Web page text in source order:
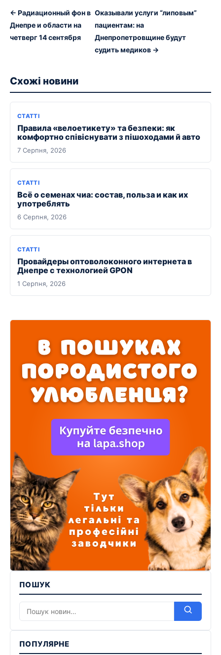
← Радиационный фон в
Днепре и области на
четверг 14 сентября
Оказывали услуги “липовым”
пациентам: на
Днепропетровщине будут
судить медиков →
Схожі новини
СТАТТІ
Правила «велоетикету» та безпеки: як
комфортно співіснувати з пішоходами й авто
7 Серпня, 2026
СТАТТІ
Всё о семенах чиа: состав, польза и как их
употреблять
6 Серпня, 2026
СТАТТІ
Провайдеры оптоволоконного интернета в
Днепре с технологией GPON
1 Серпня, 2026
ПОШУК
ПОПУЛЯРНЕ